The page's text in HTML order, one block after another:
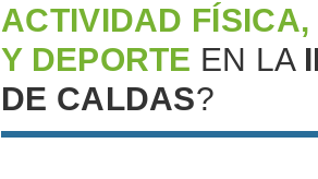
ACTIVIDAD
Y DEPORTE EN LA
DE CALDAS?